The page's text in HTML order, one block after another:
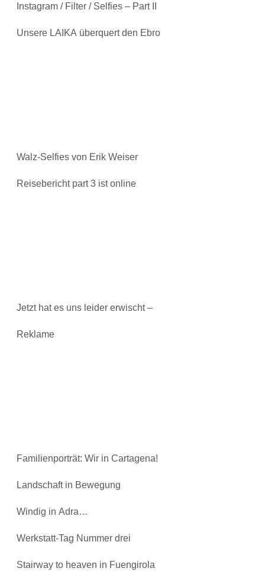
Instagram / Filter / Selfies – Part II
Unsere LAIKA überquert den Ebro
Walz-Selfies von Erik Weiser
Reisebericht part 3 ist online
Jetzt hat es uns leider erwischt –
Reklame
Familienporträt: Wir in Cartagena!
Landschaft in Bewegung
Windig in Adra…
Werkstatt-Tag Nummer drei
Stairway to heaven in Fuengirola